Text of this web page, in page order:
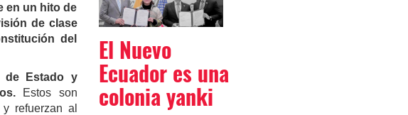
en un hito de
de clase
del
de Estado y
Estos son
refuerzan al
El Nuevo
Ecuador es una
colonia yanki